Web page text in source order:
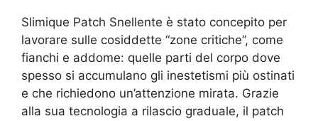
Slimique Patch Snellente è stato concepito per
lavorare sulle cosiddette “zone critiche”, come
fianchi e addome: quelle parti del corpo dove
spesso si accumulano gli inestetismi più ostinati
e che richiedono un’attenzione mirata. Grazie
alla sua tecnologia a rilascio graduale, il patch